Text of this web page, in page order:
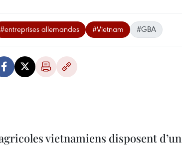
#entreprises allemandes #Vietnam #GBA
vietnamiens disposent d’un